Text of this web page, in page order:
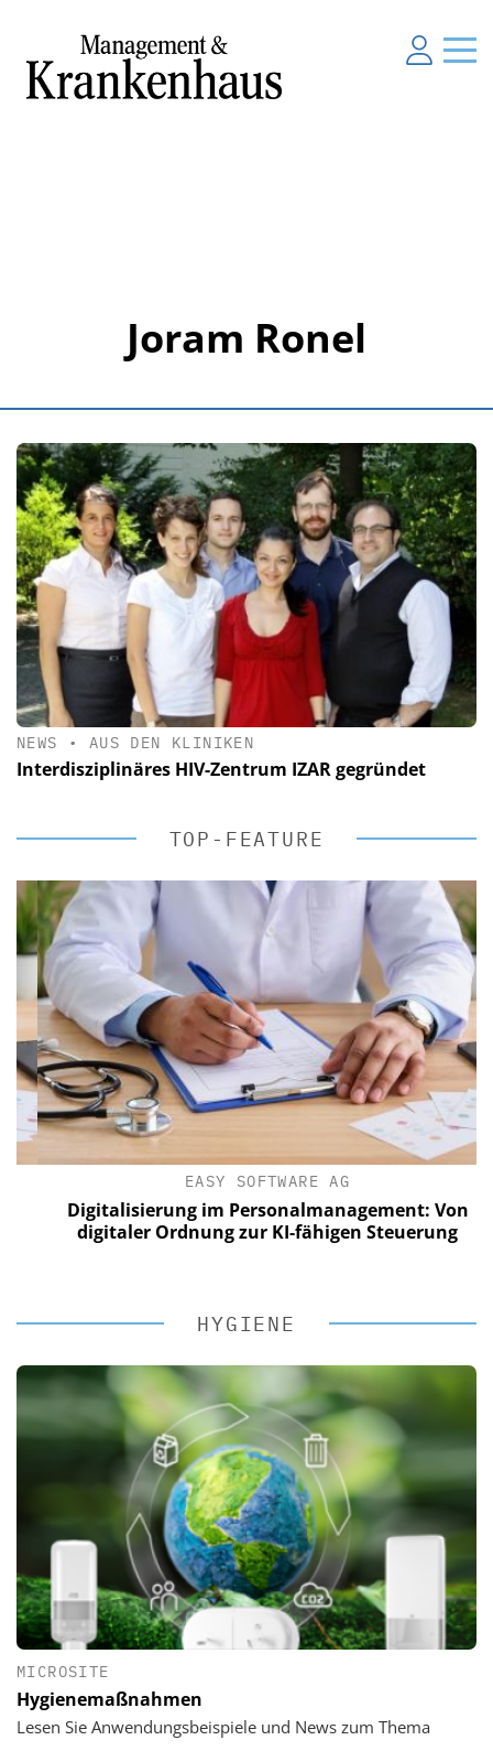
Joram Ronel
NEWS • AUS DEN KLINIKEN
Interdisziplinäres HIV-Zentrum IZAR gegründet
TOP-FEATURE
EASY SOFTWARE AG
Digitalisierung im Personalmanagement: Von
digitaler Ordnung zur KI-fähigen Steuerung
HYGIENE
MICROSITE
Hygienemaßnahmen
Lesen Sie Anwendungsbeispiele und News zum Thema